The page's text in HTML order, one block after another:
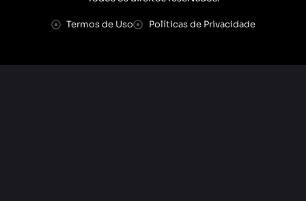
Termos de Uso Políticas de Privacidade